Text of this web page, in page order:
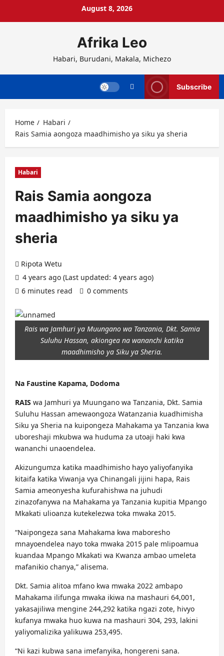
August 8, 2026
Afrika Leo
Habari, Burudani, Makala, Michezo
Subscribe
Home
Habari
Rais Samia aongoza maadhimisho ya siku ya sheria
Habari
Rais Samia aongoza
maadhimisho ya siku ya
sheria
Ripota Wetu
4 years ago (Last updated: 4 years ago)
6 minutes read
0 comments
Rais wa Jamhuri ya Muungano wa Tanzania, Dkt. Samia
Suluhu Hassan, akiongea na wananchi katika
maadhimisho ya Siku ya Sheria.
Na Faustine Kapama, Dodoma
RAIS wa Jamhuri ya Muungano wa Tanzania, Dkt. Samia
Suluhu Hassan amewaongoza Watanzania kuadhimisha
Siku ya Sheria na kuipongeza Mahakama ya Tanzania kwa
uboreshaji mkubwa wa huduma za utoaji haki kwa
wananchi unaoendelea.
Akizungumza katika maadhimisho hayo yaliyofanyika
kitaifa katika Viwanja vya Chinangali jijini hapa, Rais
Samia ameonyesha kufurahishwa na juhudi
zinazofanywa na Mahakama ya Tanzania kupitia Mpango
Mkakati ulioanza kutekelezwa toka mwaka 2015.
“Naipongeza sana Mahakama kwa maboresho
mnayoendelea nayo toka mwaka 2015 pale mlipoamua
kuandaa Mpango Mkakati wa Kwanza ambao umeleta
mafanikio chanya,” alisema.
Dkt. Samia alitoa mfano kwa mwaka 2022 ambapo
Mahakama ilifunga mwaka ikiwa na mashauri 64,001,
yakasajiliwa mengine 244,292 katika ngazi zote, hivyo
kufanya mwaka huo kuwa na mashauri 304, 293, lakini
yaliyomalizika yalikuwa 253,495.
“Ni kazi kubwa sana imefanyika, hongereni sana.